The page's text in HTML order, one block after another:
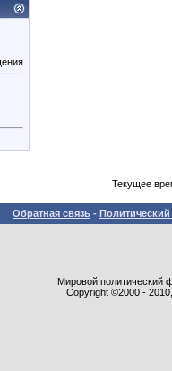
Текущее
Обратная связь -
Мировой политический
Copyright ©2000 -